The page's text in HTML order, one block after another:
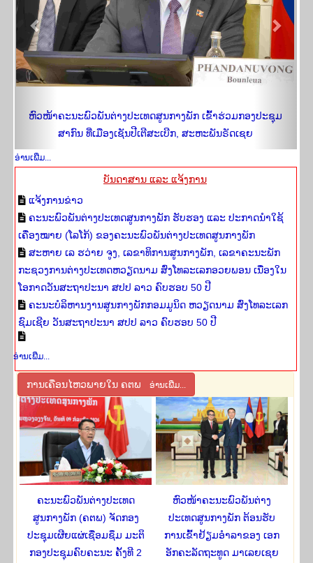
ຫົວໜ້າຄະນະພົວພັນຕ່າງປະເທດສູນກາງພັກ ເຂົ້າຮ່ວມກອງປະຊຸມ
ສາກົນ ທີ່ເມືອງເຊັນປີເຕີສະເບີກ, ສະຫະພັນຣັດເຊຍ
ອ່ານ​ເພີ່​ມ...
​​ບັນ​ດາ​ສານ ແລະ ແຈ້ງ​ການ​
ແຈ້ງການຂ່າວ
ຄະນະພົວພັນຕ່າງປະເທດສູນກາງພັກ ຮັບຮອງ ແລະ ປະກາດນຳໃຊ້
ເຄື່່ອງໝາຍ (ໂລໂກ້) ຂອງຄະນະພົວພັນຕ່າງປະເທດສູນກາງພັກ
ສະຫາຍ ເລ ຮວ່າຍ ຈູງ, ເລຂາທິການສູນກາງພັກ, ເລຂາຄະນະພັກ
ກະຊວງການຕ່າງປະເທດຫວຽດນາມ ສົ່ງໂທລະເລກອວຍພອນ ເນື່ອງໃນ
ໂອກາດວັນສະຖາປະນາ ສປປ ລາວ ຄົບຮອບ 50 ປີ
ຄະນະບໍລິຫານງານສູນກາງພັກກອມມູນິດ ຫວຽດນາມ ສົ່ງໂທລະເລກ
ຊົມເຊີຍ ວັນສະຖາປະນາ ສປປ ລາວ ຄົບຮອບ 50 ປີ
ອ່ານ​ເພີ່​ມ...
ການ​ເຄື່ອນ​ໄຫວ​ພາຍ​ໃນ ຄ​ຕ​ພ ອ່ານ​ເພີ່​ມ...
ຄະນະພົວພັນຕ່າງປະເທດ
ສູນກາງພັກ (ຄຕພ) ຈັດກອງ
ປະຊຸມເຜີຍແຜ່ເຊື່ອມຊຶມ ມະຕິ
ກອງປະຊຸມຄົບຄະນະ ຄັ້ງທີ 2
ຫົວໜ້າຄະນະພົວພັນຕ່າງ
ປະເທດສູນກາງພັກ ຕ້ອນຮັບ
ການເຂົ້າຢ້ຽມອຳລາຂອງ ເອກ
ອັກຄະລັດຖະທູດ ມາເລຍເຊຍ